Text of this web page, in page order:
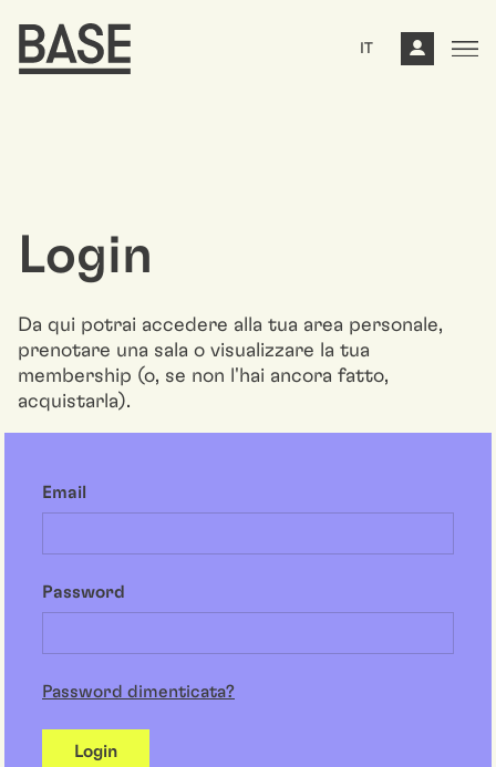
IT
Login
Da qui potrai accedere alla tua area personale,
prenotare una sala o visualizzare la tua
membership (o, se non l'hai ancora fatto,
acquistarla).
Email
Password
Password dimenticata?
Login